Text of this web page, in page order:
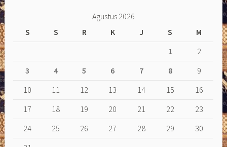
Agustus 2026
S
S R K J S
M
1
2
3
4 5 6 7 8
9
10
11 12 13 14 15
16
17
18 19 20 21 22
23
24
25 26 27 28 29
30